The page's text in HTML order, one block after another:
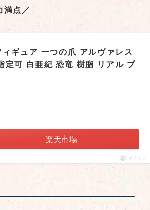
満点／
ギュア 一つの爪 アルヴァレス
定可 白亜紀 恐竜 樹脂 リアル プ
楽天市場
ポチップ